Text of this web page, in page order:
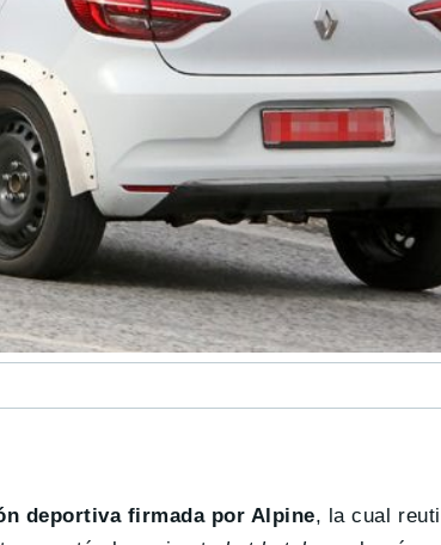
deportiva firmada por Alpine, la cual